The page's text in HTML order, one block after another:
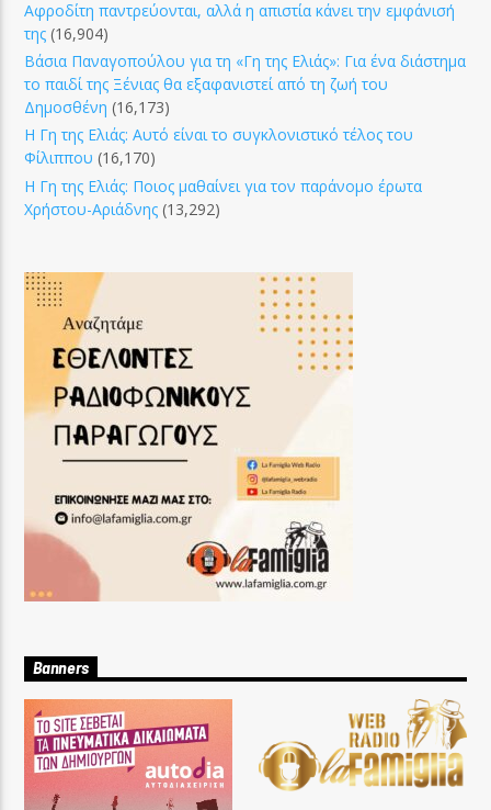
Αφροδίτη παντρεύονται, αλλά η απιστία κάνει την εμφάνισή
της (16,904)
Βάσια Παναγοπούλου για τη «Γη της Ελιάς»: Για ένα διάστημα
το παιδί της Ξένιας θα εξαφανιστεί από τη ζωή του
Δημοσθένη (16,173)
Η Γη της Ελιάς: Αυτό είναι το συγκλονιστικό τέλος του
Φίλιππου (16,170)
Η Γη της Ελιάς: Ποιος μαθαίνει για τον παράνομο έρωτα
Χρήστου-Αριάδνης (13,292)
Banners